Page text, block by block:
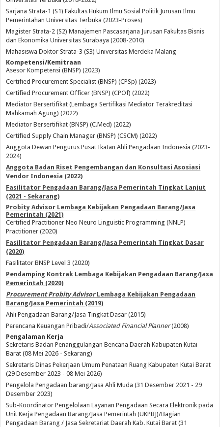
Sarjana Strata-1 (S1) Fakultas Hukum Ilmu Sosial Politik Jurusan Ilmu
Pemerintahan Universitas Terbuka (2023-Proses)
Magister Strata-2 (S2) Manajemen Pascasarjana Jurusan Fakultas Bisnis
dan Ekonomika Universitas Surabaya (2008-2010)
Mahasiswa Doktor Strata-3 (S3) Universitas Merdeka Malang
Kompetensi/Kemitraan
Asesor Kompetensi (BNSP) (2023)
Certified Procurement Specialist (BNSP) (CPSp) (2023)
Certified Procurement Officer (BNSP) (CPOf) (2022)
Mediator Bersertifikat (Lembaga Sertifikasi Mediator Terakreditasi
Mahkamah Agung) (2022)
Mediator Bersertifikat (BNSP) (C.Med) (2022)
Certified Supply Chain Manager (BNSP) (CSCM) (2022)
Anggota Dewan Pengurus Pusat Ikatan Ahli Pengadaan Indonesia (2023-
2024)
Anggota Badan Riset Pengembangan dan Konsultasi Asosiasi
Vendor Indonesia (2022)
Fasilitator Pengadaan Barang/Jasa Pemerintah Tingkat Lanjut
(2021 - Sekarang)
Probity Advisor Lembaga Kebijakan Pengadaan Barang/Jasa
Pemerintah (2021)
Certified Practitioner Neo Neuro Linguistic Programming (NNLP)
Practitioner (2020)
Fasilitator Pengadaan Barang/Jasa Pemerintah Tingkat Dasar
(2020)
Fasilitator BNSP Level 3 (2020)
Pendamping Kontrak Lembaga Kebijakan Pengadaan Barang/Jasa
Pemerintah (2020)
Procurement Probity Advisor Lembaga Kebijakan Pengadaan
Barang/Jasa Pemerintah (2019)
Ahli Pengadaan Barang/Jasa Tingkat Dasar (2015)
Perencana Keuangan Pribadi/Associated Financial Planner(2008)
Pengalaman Kerja
Sekretaris Badan Penanggulangan Bencana Daerah Kabupaten Kutai
Barat (08 Mei 2026 - Sekarang)
Sekretaris Dinas Pekerjaan Umum Penataan Ruang Kabupaten Kutai Barat
(29 Desember 2023 - 08 Mei 2026)
Pengelola Pengadaan barang/Jasa Ahli Muda (31 Desember 2021 - 29
Desember 2023)
Sub-Koordinator Pengelolaan Layanan Pengadaan Secara Elektronik pada
Unit Kerja Pengadaan Barang/Jasa Pemerintah (UKPBJ)/Bagian
Pengadaan Barang / Jasa Sekretariat Daerah Kab. Kutai Barat (31